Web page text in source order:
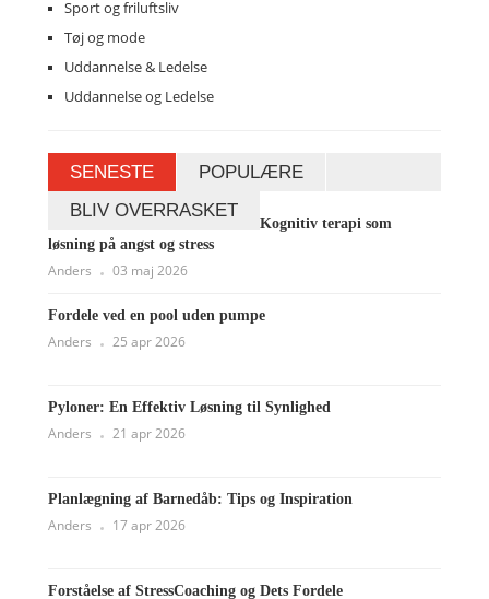
Sport og friluftsliv
Tøj og mode
Uddannelse & Ledelse
Uddannelse og Ledelse
SENESTE
POPULÆRE
BLIV OVERRASKET
Kognitiv terapi som
løsning på angst og stress
Anders 03 maj 2026
Fordele ved en pool uden pumpe
Anders 25 apr 2026
Pyloner: En Effektiv Løsning til Synlighed
Anders 21 apr 2026
Planlægning af Barnedåb: Tips og Inspiration
Anders 17 apr 2026
Forståelse af StressCoaching og Dets Fordele